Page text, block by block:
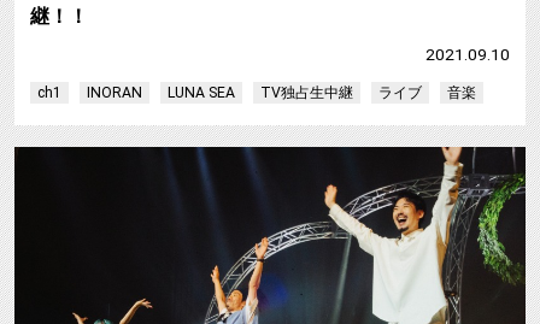
継！！
2021.09.10
ch1 INORAN LUNA SEA TV独占生中継 ライブ 音楽